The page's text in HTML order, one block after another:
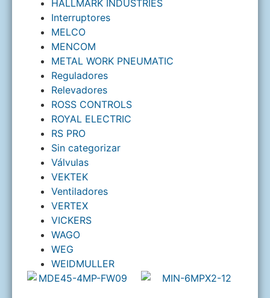
HALLMARK INDUSTRIES
Interruptores
MELCO
MENCOM
METAL WORK PNEUMATIC
Reguladores
Relevadores
ROSS CONTROLS
ROYAL ELECTRIC
RS PRO
Sin categorizar
Válvulas
VEKTEK
Ventiladores
VERTEX
VICKERS
WAGO
WEG
WEIDMULLER